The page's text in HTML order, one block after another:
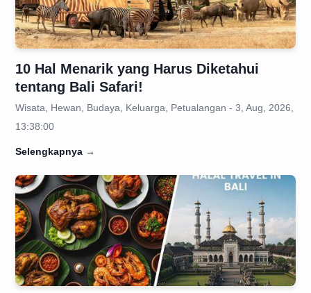
10 Hal Menarik yang Harus Diketahui
tentang Bali Safari!
Wisata, Hewan, Budaya, Keluarga, Petualangan - 3, Aug, 2026,
13:38:00
Selengkapnya →